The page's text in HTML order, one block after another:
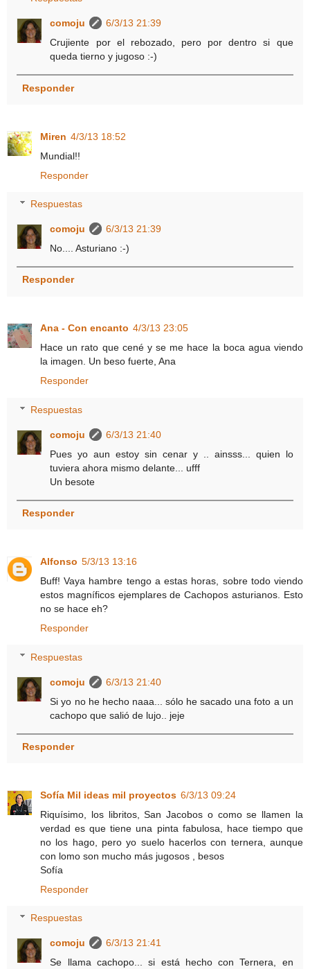
comoju
6/3/13 21:39
Crujiente por el rebozado, pero por dentro si que
queda tierno y jugoso :-)
Responder
Miren 4/3/13 18:52
Mundial!!
Responder
Respuestas
comoju
6/3/13 21:39
No.... Asturiano :-)
Responder
Ana - Con encanto 4/3/13 23:05
Hace un rato que cené y se me hace la boca agua viendo
la imagen. Un beso fuerte, Ana
Responder
Respuestas
comoju
6/3/13 21:40
Pues yo aun estoy sin cenar y .. ainsss... quien lo
tuviera ahora mismo delante... ufff
Un besote
Responder
Alfonso 5/3/13 13:16
Buff! Vaya hambre tengo a estas horas, sobre todo viendo
estos magníficos ejemplares de Cachopos asturianos. Esto
no se hace eh?
Responder
Respuestas
comoju
6/3/13 21:40
Si yo no he hecho naaa... sólo he sacado una foto a un
cachopo que salió de lujo.. jeje
Responder
Sofía Mil ideas mil proyectos 6/3/13 09:24
Riquísimo, los libritos, San Jacobos o como se llamen la
verdad es que tiene una pinta fabulosa, hace tiempo que
no los hago, pero yo suelo hacerlos con ternera, aunque
con lomo son mucho más jugosos , besos
Sofía
Responder
Respuestas
comoju
6/3/13 21:41
Se llama cachopo... si está hecho con Ternera, en